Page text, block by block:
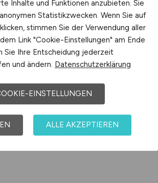
Inhalte und Funktionen anzubieten. Sie
Statistikzwecken. Wenn Sie auf
stimmen Sie der Verwendung aller
Link "Cookie-Einstellungen" am Ende
Sie Ihre Entscheidung jederzeit
und ändern. Datenschutzerklärung
EINSTELLUNGEN
ALLE AKZEPTIEREN